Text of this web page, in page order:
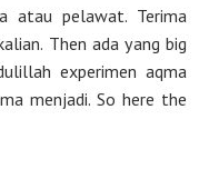
atau pelawat. Terima
Then ada yang big
experimen aqma
menjadi. So here the